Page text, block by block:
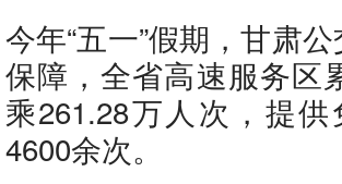
今年“五一”假期，甘肃
保障，全省高速服务区
乘261.28万人次，提
4600余次。